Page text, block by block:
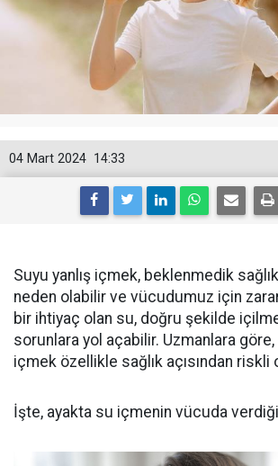
14:33
04 Mart 2024
Suyu yanlış içmek, beklenmedik
neden olabilir ve vücudumuz için
bir ihtiyaç olan su, doğru şekilde
sorunlara yol açabilir. Uzmanlara
içmek özellikle sağlık açısından riskli
İşte, ayakta su içmenin vücuda